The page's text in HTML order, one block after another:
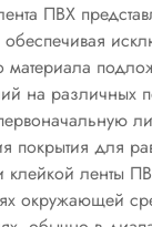
ПВХ
обеспечивая
материала
на различных
покрытия для
клейкой ленты
окружающей